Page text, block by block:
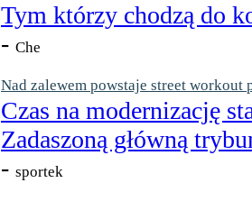
Tym którzy chodzą do
- Che
Nad zalewem powstaje street workout
Czas na modernizację
Zadaszoną główną
- sportek